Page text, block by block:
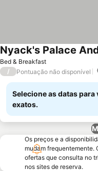
Bed & Breakfast
Nyack's Palace
/ Pontuação não disponível
Selecione as datas para
exatos.
Os preços e a
mudam frequentemente.
ofertas que consulta no
nos sites de reserva.